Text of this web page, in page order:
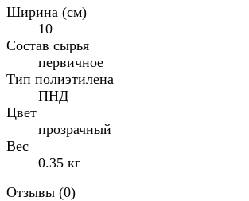
Ширина (см)
10
Состав сырья
первичное
Тип полиэтилена
ПНД
Цвет
прозрачный
Вес
0.35 кг
Отзывы (0)